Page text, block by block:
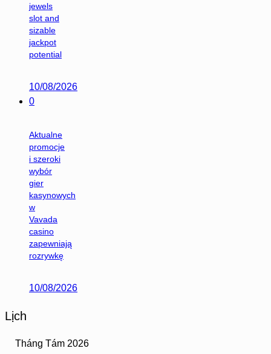
jewels
slot and
sizable
jackpot
potential
10/08/2026
0
Aktualne
promocje
i szeroki
wybór
gier
kasynowych
w
Vavada
casino
zapewniają
rozrywkę
10/08/2026
Lịch
Tháng Tám 2026